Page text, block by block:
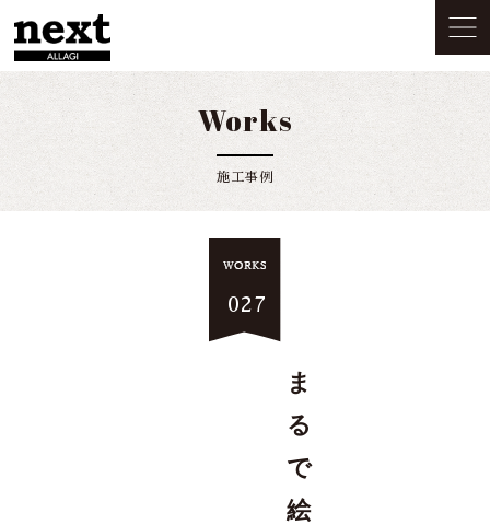
Works
施工事例
027
ま
る
で
絵